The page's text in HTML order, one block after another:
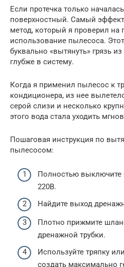
Если протечка только
поверхностный. Самый
метод, который я проверил на
использование пылесоса.
буквально «вытянуть» грязь
глубже в систему.
Когда я применил пылесос к
кондиционера, из нее
серой слизи и несколько
этого вода стала уходить
Пошаговая инструкция по
пылесосом:
Полностью выключите
220В.
Найдите выход
Плотно прижмите
дренажной трубки.
Используйте тряпку
создать максимально